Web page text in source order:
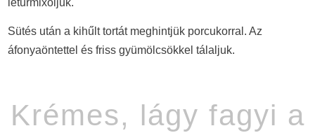
leturmixoljuk.
Sütés után a kihűlt tortát meghintjük porcukorral. Az
áfonyaöntettel és friss gyümölcsökkel tálaljuk.
Krémes, lágy fagyi a